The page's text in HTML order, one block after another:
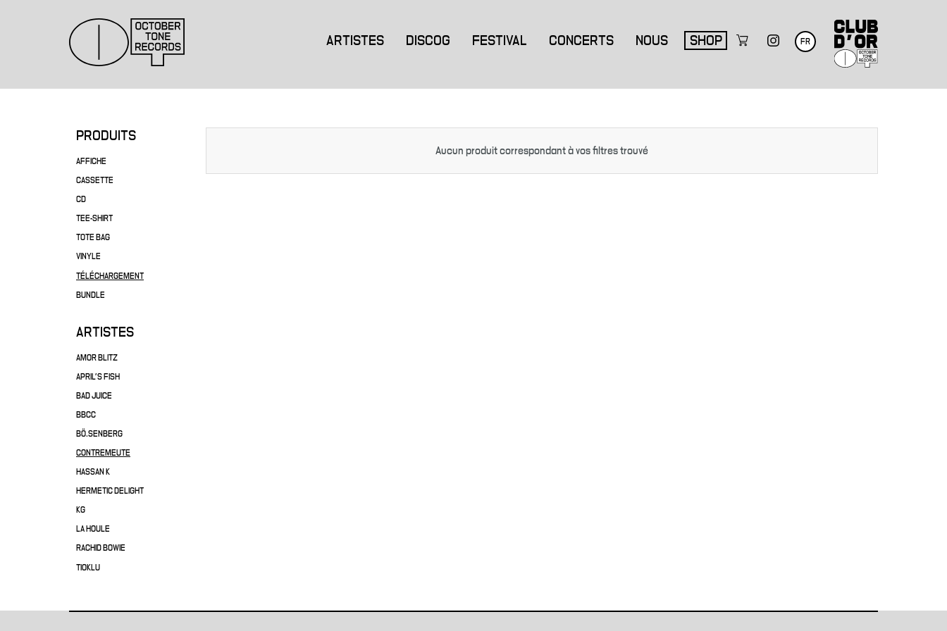
ARTISTES DISCOG FESTIVAL CONCERTS NOUS SHOP FR
PRODUITS
AFFICHE
CASSETTE
CD
TEE-SHIRT
TOTE BAG
VINYLE
TÉLÉCHARGEMENT
BUNDLE
ARTISTES
AMOR BLITZ
APRIL'S FISH
BAD JUICE
BBCC
BÖ.SENBERG
CONTREMEUTE
HASSAN K
HERMETIC DELIGHT
KG
LA HOULE
RACHID BOWIE
TIOKLU
Aucun produit correspondant à vos filtres trouvé